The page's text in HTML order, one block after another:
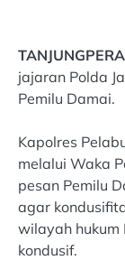
jajaran Polda
Pemilu Damai.
Kapolres
melalui Waka
pesan Pemilu
agar
wilayah hukum
kondusif.